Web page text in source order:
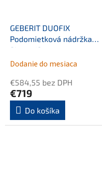
GEBERIT DUOFIX
Podomietková nádržka
Sigma 12cm
Dodanie do mesiaca
€584,55 bez DPH
€719
Do košíka